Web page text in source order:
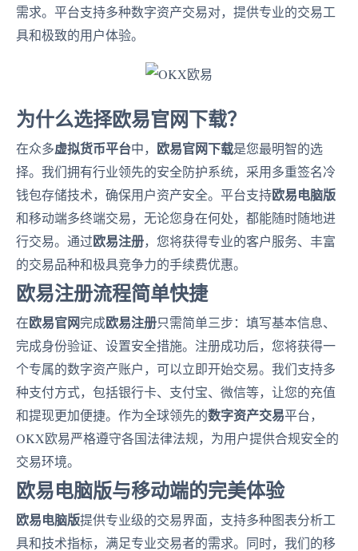
需求。平台支持多种数字资产交易对，提供专业的交易工
具和极致的用户体验。
为什么选择欧易官网下载？
在众多虚拟货币平台中， 欧易官网下载是您最明智的选
择。我们拥有行业领先的安全防护系统，采用多重签名冷
钱包存储技术，确保用户资产安全。平台支持欧易电脑版
和移动端多终端交易，无论您身在何处，都能随时随地进
行交易。通过欧易注册，您将获得专业的客户服务、丰富
的交易品种和极具竞争力的手续费优惠。
欧易注册流程简单快捷
在欧易官网完成欧易注册只需简单三步：填写基本信息、
完成身份验证、设置安全措施。注册成功后，您将获得一
个专属的数字资产账户，可以立即开始交易。我们支持多
种支付方式，包括银行卡、支付宝、微信等，让您的充值
和提现更加便捷。作为全球领先的数字资产交易平台，
OKX欧易严格遵守各国法律法规，为用户提供合规安全的
交易环境。
欧易电脑版与移动端的完美体验
欧易电脑版提供专业级的交易界面，支持多种图表分析工
具和技术指标，满足专业交易者的需求。同时，我们的移